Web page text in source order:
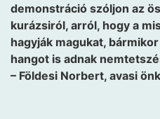
demonstráció szóljon az
kurázsiról, arról, hogy a
hagyják magukat,
hangot is adnak
– Földesi Norbert, avasi